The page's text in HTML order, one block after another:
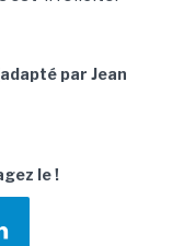
par Jean
le !